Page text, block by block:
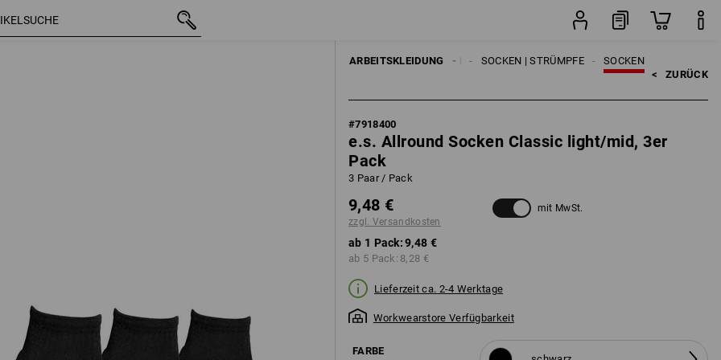
ARBEITSKLEIDUNG SOCKEN
SOCKEN | STRÜMPFE
HERREN
< ZURÜCK
#7918400
e.s. Allround Socken Classic light/mid, 3er
Pack
3 Paar / Pack
9,48 €
zzgl. Versandkosten
mit MwSt.
ab 1 Pack:9,48 €
ab 5 Pack: 8,28 €
Lieferzeit ca. 2-4 Werktage
Workwearstore Verfügbarkeit
FARBE
33-35